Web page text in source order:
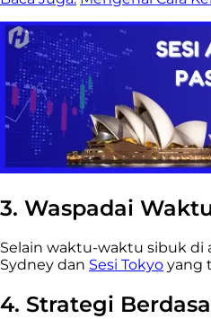
3. Waspadai
Selain waktu-waktu sibuk di
Sydney dan Sesi Tokyo yang
4. Strategi